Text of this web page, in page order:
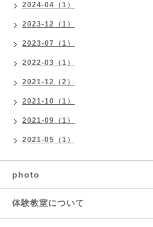
2024-04（1）
2023-12（1）
2023-07（1）
2022-03（1）
2021-12（2）
2021-10（1）
2021-09（1）
2021-05（1）
photo
体験教室について